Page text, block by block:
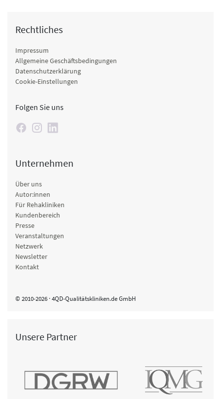
Rechtliches
Impressum
Allgemeine Geschäftsbedingungen
Datenschutzerklärung
Cookie-Einstellungen
Folgen Sie uns
Unternehmen
Über uns
Autor:innen
Für Rehakliniken
Kundenbereich
Presse
Veranstaltungen
Netzwerk
Newsletter
Kontakt
© 2010-2026 · 4QD-Qualitätskliniken.de GmbH
Unsere Partner